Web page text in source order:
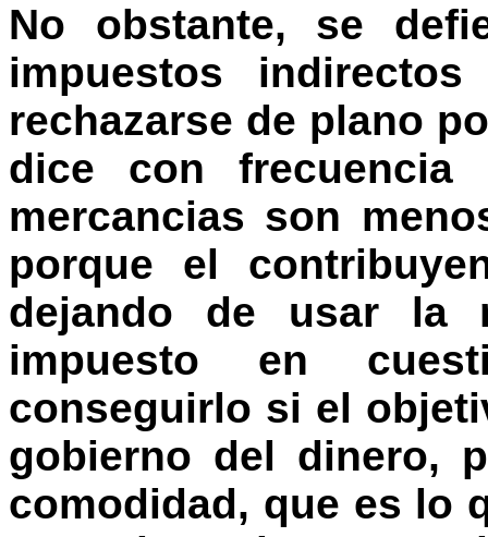
No obstante, se
impuestos
rechazarse de plano
dice con frecuencia
mercancias son
porque el
dejando de usar la
impuesto en
conseguirlo si el
gobierno del dinero,
comodidad, que es lo